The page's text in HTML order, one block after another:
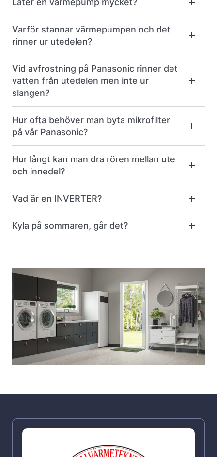
Låter en värmepump mycket?
Varför stannar värmepumpen och det
rinner ur utedelen?
Vid avfrostning på Panasonic rinner det
vatten från utedelen men inte ur
slangen?
Hur ofta behöver man byta mikrofilter
på vår Panasonic?
Hur långt kan man dra rören mellan ute
och innedel?
Vad är en INVERTER?
Kyla på sommaren, går det?